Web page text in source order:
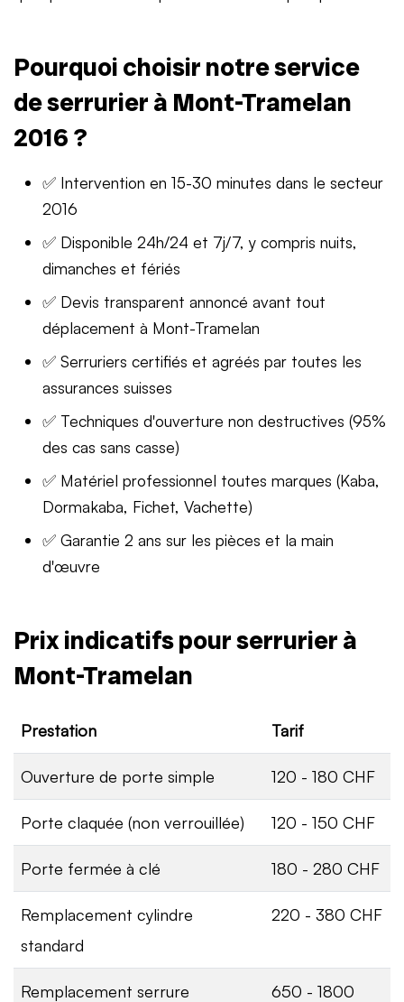
Pourquoi choisir notre service
de serrurier à Mont-Tramelan
2016 ?
✅ Intervention en 15-30 minutes dans le secteur
2016
✅ Disponible 24h/24 et 7j/7, y compris nuits,
dimanches et fériés
✅ Devis transparent annoncé avant tout
déplacement à Mont-Tramelan
✅ Serruriers certifiés et agréés par toutes les
assurances suisses
✅ Techniques d'ouverture non destructives (95%
des cas sans casse)
✅ Matériel professionnel toutes marques (Kaba,
Dormakaba, Fichet, Vachette)
✅ Garantie 2 ans sur les pièces et la main
d'œuvre
Prix indicatifs pour serrurier à
Mont-Tramelan
Prestation Tarif
Ouverture de porte simple 120 - 180 CHF
Porte claquée (non verrouillée) 120 - 150 CHF
Porte fermée à clé 180 - 280 CHF
Remplacement cylindre
standard
220 - 380 CHF
Remplacement serrure
650 - 1800